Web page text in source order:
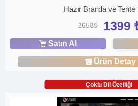
Hazır Branda ve Tente
2658₺ 1399
Satın Al
Ürün Detay
Çoklu Dil Özelliği